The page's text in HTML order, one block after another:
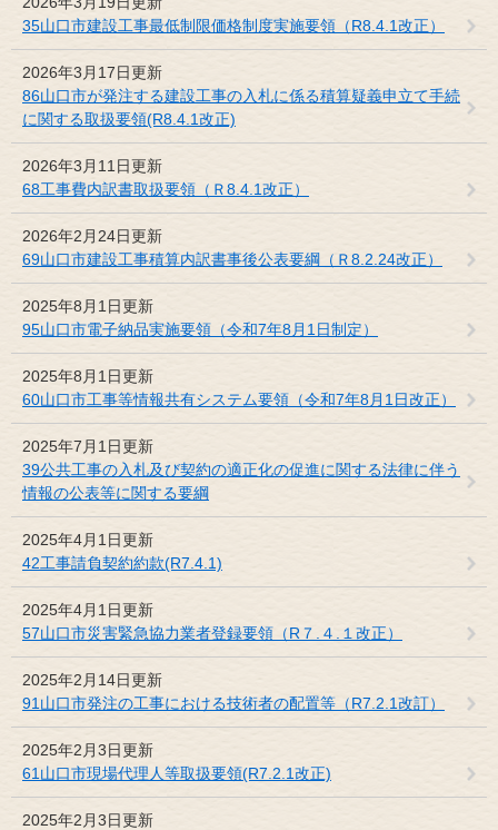
35山口市建設工事最低制限価格制度実施要領（R8.4.1改正）
2026年3月17日更新
86山口市が発注する建設工事の入札に係る積算疑義申立て手続
に関する取扱要領(R8.4.1改正)
2026年3月11日更新
68工事費内訳書取扱要領（Ｒ8.4.1改正）
2026年2月24日更新
69山口市建設工事積算内訳書事後公表要綱（Ｒ8.2.24改正）
2025年8月1日更新
95山口市電子納品実施要領（令和7年8月1日制定）
2025年8月1日更新
60山口市工事等情報共有システム要領（令和7年8月1日改正）
2025年7月1日更新
39公共工事の入札及び契約の適正化の促進に関する法律に伴う
情報の公表等に関する要綱
2025年4月1日更新
42工事請負契約約款(R7.4.1)
2025年4月1日更新
57山口市災害緊急協力業者登録要領（R７.４.１改正）
2025年2月14日更新
91山口市発注の工事における技術者の配置等（R7.2.1改訂）
2025年2月3日更新
61山口市現場代理人等取扱要領(R7.2.1改正)
2025年2月3日更新